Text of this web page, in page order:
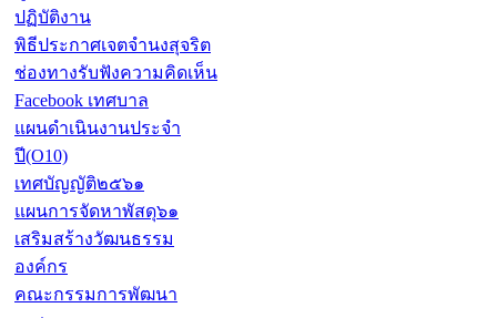
ปฏิบัติงาน
พิธีประกาศเจตจำนงสุจริต
ช่องทางรับฟังความคิดเห็น
Facebook เทศบาล
แผนดำเนินงานประจำ
ปี(O10)
เทศบัญญัติ๒๕๖๑
แผนการจัดหาพัสดุ๖๑
เสริมสร้างวัฒนธรรม
องค์กร
คณะกรรมการพัฒนา